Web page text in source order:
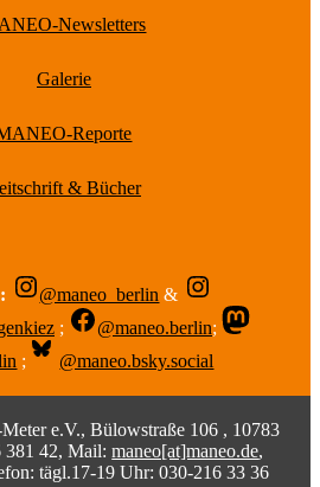
Newsletters
Galerie
Reporte
& Bücher
@maneo_berlin &
; @maneo.berlin;
; @maneo.bsky.social
e.V., Bülowstraße 106 , 10783
381 42, Mail:maneo[at]maneo.de,
tägl.17-19 Uhr: 030-216 33 36